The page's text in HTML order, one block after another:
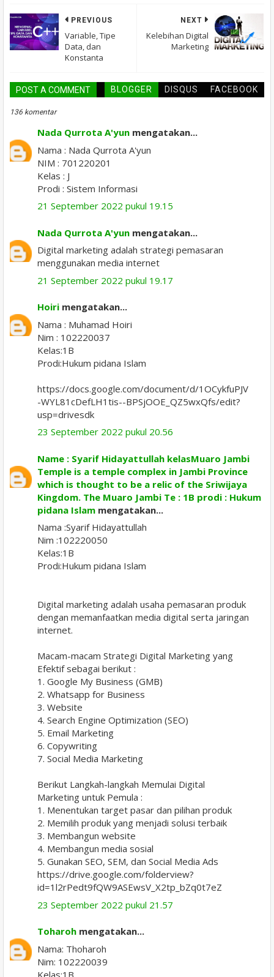
NEXT
Kelebihan Digital
Marketing
PREVIOUS
Variable, Tipe
Data, dan
Konstanta
POST A COMMENT BLOGGER DISQUS FACEBOOK
136 komentar
Nada Qurrota A'yun mengatakan...
Nama : Nada Qurrota A'yun
NIM : 701220201
Kelas : J
Prodi : Sistem Informasi
21 September 2022 pukul 19.15
Nada Qurrota A'yun mengatakan...
Digital marketing adalah strategi pemasaran
menggunakan media internet
21 September 2022 pukul 19.17
Hoiri mengatakan...
Nama : Muhamad Hoiri
Nim : 102220037
Kelas:1B
Prodi:Hukum pidana Islam
https://docs.google.com/document/d/1OCykfuPJV
-WYL81cDefLH1tis--BPSjOOE_QZ5wxQfs/edit?
usp=drivesdk
23 September 2022 pukul 20.56
Name : Syarif Hidayattullah kelasMuaro Jambi
Temple is a temple complex in Jambi Province
which is thought to be a relic of the Sriwijaya
Kingdom. The Muaro Jambi Te : 1B prodi : Hukum
pidana Islam mengatakan...
Nama :Syarif Hidayattullah
Nim :102220050
Kelas:1B
Prodi:Hukum pidana Islam
Digital marketing adalah usaha pemasaran produk
dengan memanfaatkan media digital serta jaringan
internet.
Macam-macam Strategi Digital Marketing yang
Efektif sebagai berikut :
1. Google My Business (GMB)
2. Whatsapp for Business
3. Website
4. Search Engine Optimization (SEO)
5. Email Marketing
6. Copywriting
7. Social Media Marketing
Berikut Langkah-langkah Memulai Digital
Marketing untuk Pemula :
1. Menentukan target pasar dan pilihan produk
2. Memilih produk yang menjadi solusi terbaik
3. Membangun website
4. Membangun media sosial
5. Gunakan SEO, SEM, dan Social Media Ads
https://drive.google.com/folderview?
id=1l2rPedt9fQW9ASEwsV_X2tp_bZq0t7eZ
23 September 2022 pukul 21.57
Toharoh mengatakan...
Nama: Thoharoh
Nim: 102220039
Kelas:1B